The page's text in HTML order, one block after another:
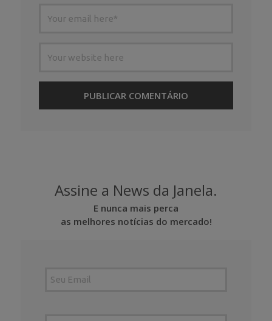
Assine a News da Janela.
E nunca mais perca
as melhores notícias do mercado!